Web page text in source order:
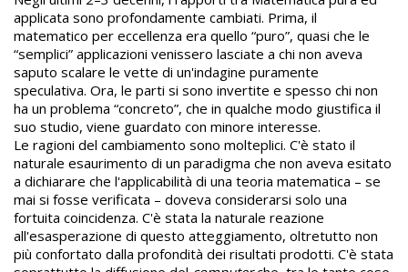
applicata sono profondamente cambiati. Prima, il
matematico per eccellenza era quello “puro”, quasi che le
“semplici” applicazioni venissero lasciate a chi non aveva
saputo scalare le vette di un'indagine puramente
speculativa. Ora, le parti si sono invertite e spesso chi non
ha un problema “concreto”, che in qualche modo giustifica il
suo studio, viene guardato con minore interesse.
Le ragioni del cambiamento sono molteplici. C'è stato il
naturale esaurimento di un paradigma che non aveva esitato
a dichiarare che l'applicabilità di una teoria matematica – se
mai si fosse verificata – doveva considerarsi solo una
fortuita coincidenza. C'è stata la naturale reazione
all'esasperazione di questo atteggiamento, oltretutto non
più confortato dalla profondità dei risultati prodotti. C'è stata